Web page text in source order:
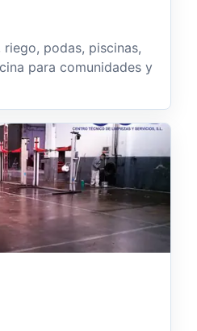
podas, piscinas,
para comunidades y